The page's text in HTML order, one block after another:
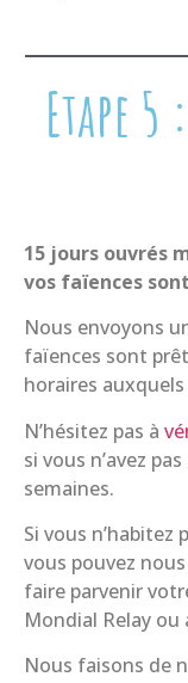
Etape
15 jours ouvrés
vos faïences
Nous envoyons
faïences sont
horaires
N’hésitez pas à
si vous n’avez
semaines.
Si vous
vous pouvez
faire parvenir
Mondial Relay ou
Nous faisons de